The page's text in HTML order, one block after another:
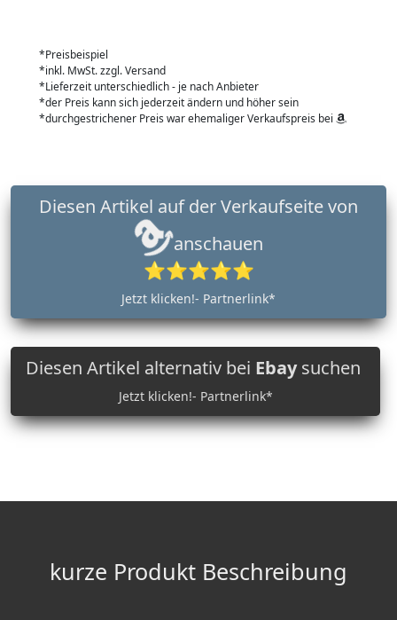
*Preisbeispiel
*inkl. MwSt. zzgl. Versand
*Lieferzeit unterschiedlich - je nach Anbieter
*der Preis kann sich jederzeit ändern und höher sein
*durchgestrichener Preis war ehemaliger Verkaufspreis bei
anschauen
⭐⭐⭐⭐⭐
Jetzt klicken!- Partnerlink*
Diesen Artikel alternativ bei Ebaysuchen
Jetzt klicken!- Partnerlink*
kurze Produkt Beschreibung